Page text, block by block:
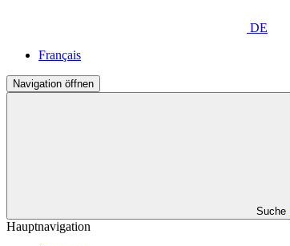
DE
Français
Navigation öffnen
Suche
Hauptnavigation